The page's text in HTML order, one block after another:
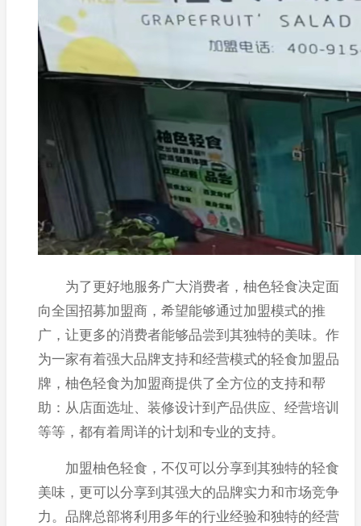
为了更好地服务广大消费者，柚色轻食决定面
向全国招募加盟商，希望能够通过加盟模式的推
广，让更多的消费者能够品尝到其独特的美味。作
为一家有着强大品牌支持和经营模式的轻食加盟品
牌，柚色轻食为加盟商提供了全方位的支持和帮
助：从店面选址、装修设计到产品供应、经营培训
等等，都有着周详的计划和专业的支持。
加盟柚色轻食，不仅可以分享到其独特的轻食
美味，更可以分享到其强大的品牌实力和市场竞争
力。品牌总部将利用多年的行业经验和独特的经营